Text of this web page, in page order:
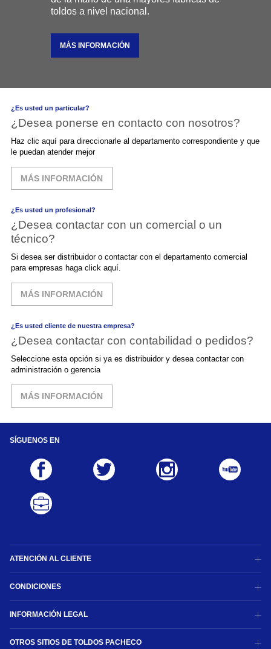
toldos a nivel nacional.
MÁS INFORMACIÓN
¿Es usted un particular?
¿Desea ponerse en contacto con nosotros?
Haz clic aquí para direccionarle al departamento correspondiente y que
le puedan atender mejor
MÁS INFORMACIÓN
¿Es usted un profesional?
¿Desea contactar con un comercial o un
técnico?
Si desea ser distribuidor o contactar con el departamento comercial
para empresas haga click aquí.
MÁS INFORMACIÓN
¿Es usted cliente de nuestra empresa?
¿Desea contactar con contabilidad o pedidos?
Seleccione esta opción si ya es distribuidor y desea contactar con
administración o gerencia
MÁS INFORMACIÓN
SÍGUENOS EN
ATENCIÓN AL CLIENTE
CONDICIONES
INFORMACIÓN LEGAL
OTROS SITIOS DE TOLDOS PACHECO